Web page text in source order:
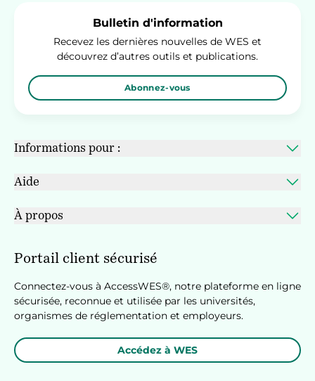
Bulletin d'information
Recevez les dernières nouvelles de WES et
découvrez d’autres outils et publications.
Abonnez-vous
Informations pour :
Aide
À propos
Portail client sécurisé
Connectez-vous à AccessWES®, notre plateforme en ligne
sécurisée, reconnue et utilisée par les universités,
organismes de réglementation et employeurs.
Accédez à WES